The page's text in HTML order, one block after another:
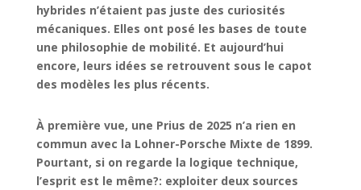
hybrides n’étaient pas juste des curiosités
mécaniques. Elles ont posé les bases de toute
une philosophie de mobilité. Et aujourd’hui
encore, leurs idées se retrouvent sous le capot
des modèles les plus récents.
À première vue, une Prius de 2025 n’a rien en
commun avec la Lohner-Porsche Mixte de 1899.
Pourtant, si on regarde la logique technique,
l’esprit est le même?: exploiter deux sources